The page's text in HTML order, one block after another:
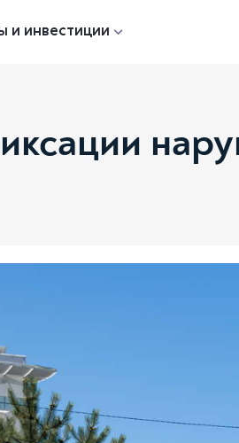
и инвестиции